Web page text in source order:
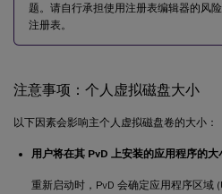
题。请自行承担使用注册表编辑器的风
注册表。
注意事项：个人虚拟磁盘大小
以下因素会影响主个人虚拟磁盘卷的大小：
用户将在其 PvD 上安装的应用程序的大
重新启动时，PvD 会确定应用程序区